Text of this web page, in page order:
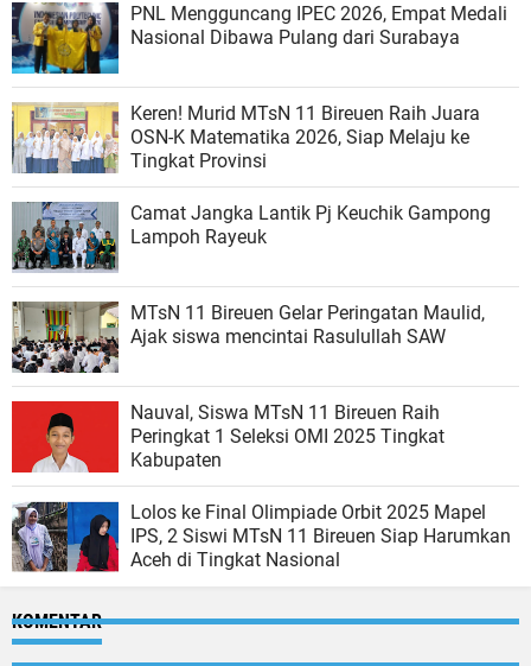
PNL Mengguncang IPEC 2026, Empat Medali
Nasional Dibawa Pulang dari Surabaya
Keren! Murid MTsN 11 Bireuen Raih Juara
OSN-K Matematika 2026, Siap Melaju ke
Tingkat Provinsi
Camat Jangka Lantik Pj Keuchik Gampong
Lampoh Rayeuk
MTsN 11 Bireuen Gelar Peringatan Maulid,
Ajak siswa mencintai Rasulullah SAW
Nauval, Siswa MTsN 11 Bireuen Raih
Peringkat 1 Seleksi OMI 2025 Tingkat
Kabupaten
Lolos ke Final Olimpiade Orbit 2025 Mapel
IPS, 2 Siswi MTsN 11 Bireuen Siap Harumkan
Aceh di Tingkat Nasional
KOMENTAR